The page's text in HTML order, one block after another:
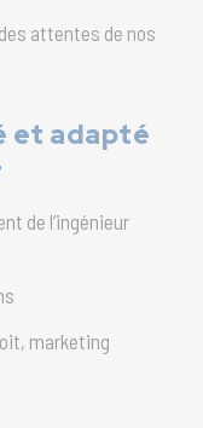
attentes de nos
et adapté
de l’ingénieur
marketing